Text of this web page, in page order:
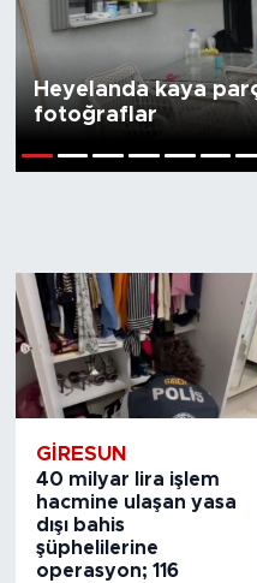
Heyelanda kaya
fotoğraflar
GIRESUN
40 milyar lira işlem
hacmine ulaşan yasa
dışı bahis
şüphelilerine
operasyon; 116